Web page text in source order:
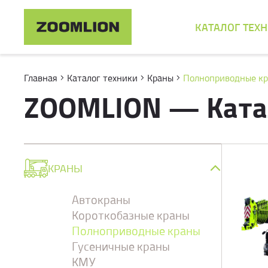
КАТАЛОГ
Главная Каталог техники Краны Полноприводные
ZOOMLION —
КРАНЫ
Автокраны
Короткобазные краны
Полноприводные краны
Гусеничные краны
КМУ